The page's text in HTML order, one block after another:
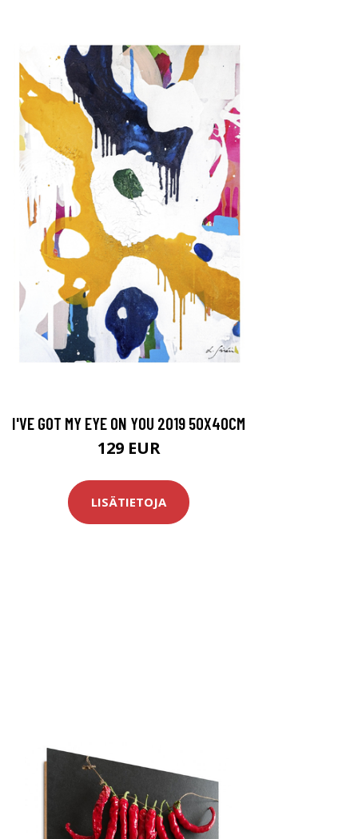
I'VE GOT MY EYE ON YOU 2019 50X40CM
129 EUR
LISÄTIETOJA